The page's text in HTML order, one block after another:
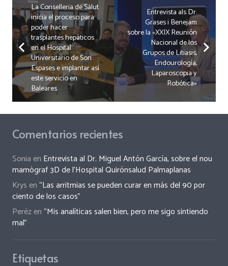
La Conselleria de Salut
inicia el proceso para
poder hacer
trasplantes hepáticos
en el Hospital
Universitario de Son
Espases e implantar así
este servicio en
Baleares
Entrevista als Dr.
Grases i Benejam
sobre la «XXIX Reunión
Nacional de los
Grupos de Litiasis,
Endourología,
Laparoscopia y
Robótica»
Comentarios recientes
Sonia en Entrevista al Dr. Miguel Antón García, sobre el nou
mamògraf 3D de l’Hospital Quirónsalud Palmaplanas
Krys en“Las arritmias se pueden curar en más del 90 por
ciento de los casos”
Perézen“Mis analíticas salen bien, pero me sigo sintiendo
mal”
Etiquetas